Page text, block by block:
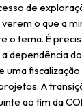
de
verem o que a
o tema. É
dependência
uma
A
ao fim da